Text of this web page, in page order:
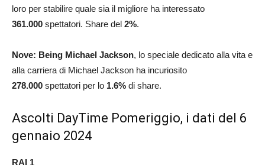
loro per stabilire quale sia il migliore ha interessato
361.000 spettatori. Share del 2%.
Nove: Being Michael Jackson, lo speciale dedicato alla vita e
alla carriera di Michael Jackson ha incuriosito
278.000 spettatori per lo 1.6% di share.
Ascolti DayTime Pomeriggio, i dati del 6
gennaio 2024
RAI 1